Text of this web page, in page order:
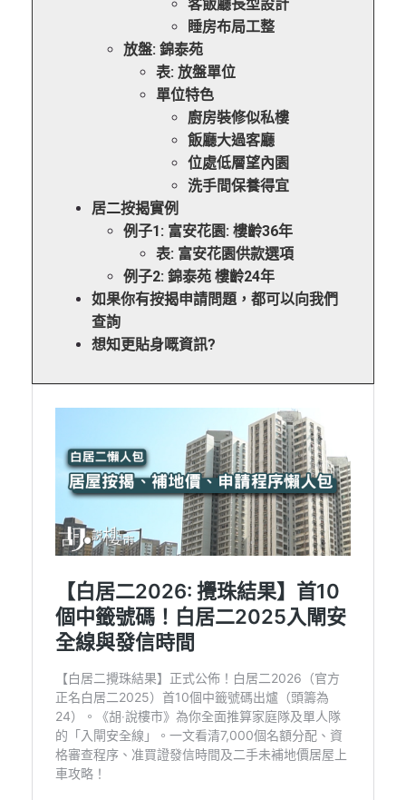
客飯廳長型設計
睡房布局工整
放盤: 錦泰苑
表: 放盤單位
單位特色
廚房裝修似私樓
飯廳大過客廳
位處低層望內園
洗手間保養得宜
居二按揭實例
例子1: 富安花園: 樓齡36年
表: 富安花園供款選項
例子2: 錦泰苑 樓齡24年
如果你有按揭申請問題，都可以向我們
查詢
想知更貼身嘅資訊?